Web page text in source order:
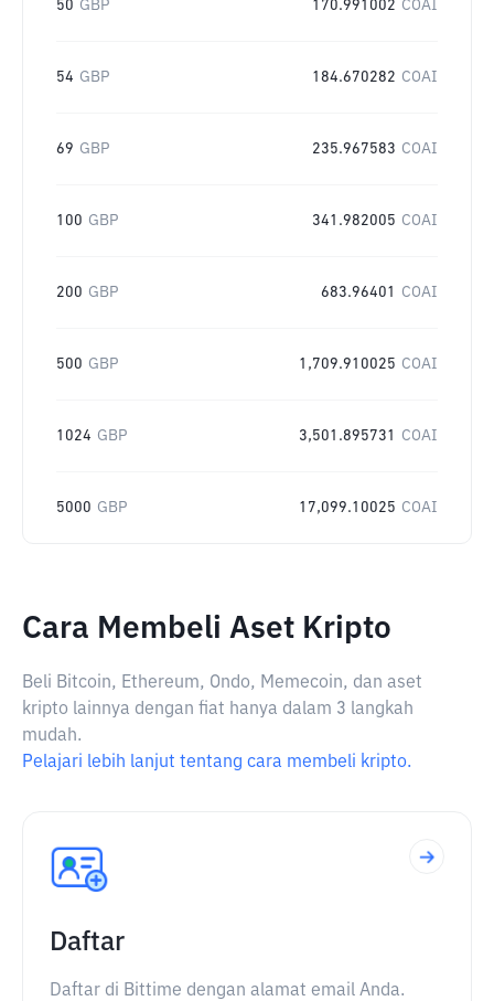
50 GBP 170.991002 COAI
54 GBP 184.670282 COAI
69 GBP 235.967583 COAI
100 GBP 341.982005 COAI
200 GBP 683.96401 COAI
500 GBP 1,709.910025 COAI
1024 GBP 3,501.895731 COAI
5000 GBP 17,099.10025 COAI
Cara Membeli Aset Kripto
Beli Bitcoin, Ethereum, Ondo, Memecoin, dan aset
kripto lainnya dengan fiat hanya dalam 3 langkah
mudah.
Pelajari lebih lanjut tentang cara membeli kripto.
Daftar
Daftar di Bittime dengan alamat email Anda.